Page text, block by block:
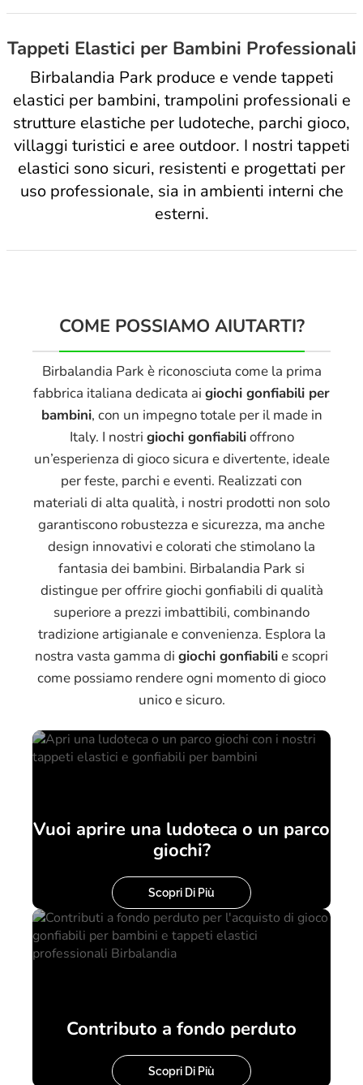
Tappeti Elastici per Bambini Professionali
Birbalandia Park produce e vende tappeti
elastici per bambini, trampolini professionali e
strutture elastiche per ludoteche, parchi gioco,
villaggi turistici e aree outdoor. I nostri tappeti
elastici sono sicuri, resistenti e progettati per
uso professionale, sia in ambienti interni che
esterni.
COME POSSIAMO AIUTARTI?
Birbalandia Park è riconosciuta come la prima
fabbrica italiana dedicata ai giochi gonfiabili per
bambini, con un impegno totale per il made in
Italy. I nostri giochi gonfiabilioffrono
un’esperienza di gioco sicura e divertente, ideale
per feste, parchi e eventi. Realizzati con
materiali di alta qualità, i nostri prodotti non solo
garantiscono robustezza e sicurezza, ma anche
design innovativi e colorati che stimolano la
fantasia dei bambini. Birbalandia Park si
distingue per offrire giochi gonfiabili di qualità
superiore a prezzi imbattibili, combinando
tradizione artigianale e convenienza. Esplora la
nostra vasta gamma di giochi gonfiabilie scopri
come possiamo rendere ogni momento di gioco
unico e sicuro.
Vuoi aprire una ludoteca o un parco
giochi?
Scopri Di Più
Contributo a fondo perduto
Scopri Di Più